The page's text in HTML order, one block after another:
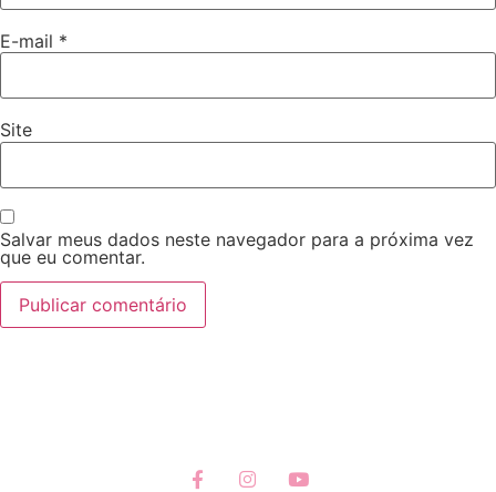
E-mail *
Site
Salvar meus dados neste navegador para a próxima vez
que eu comentar.